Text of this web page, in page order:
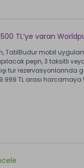
TL’ye varan
TatilBudur mobil
peşin, 3 taksitli
tur rezervasyonlarında
TL arası harcamaya